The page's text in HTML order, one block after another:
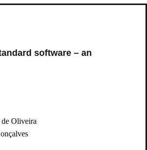
software – an
Oliveira